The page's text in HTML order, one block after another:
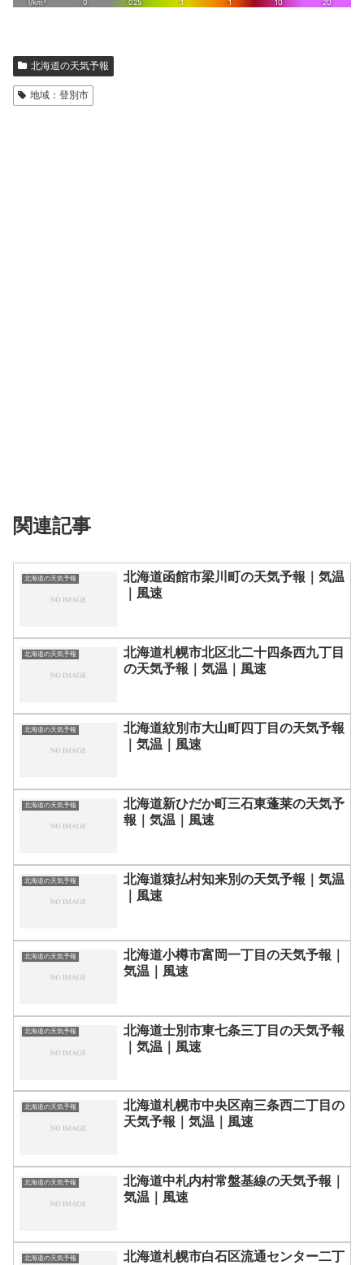
北海道の天気予報
地域：登別市
関連記事
北海道の天気予報
北海道函館市梁川町の天気予報｜気温
｜風速
北海道の天気予報
北海道札幌市北区北二十四条西九丁目
の天気予報｜気温｜風速
北海道の天気予報
北海道紋別市大山町四丁目の天気予報
｜気温｜風速
北海道の天気予報
北海道新ひだか町三石東蓬莱の天気予
報｜気温｜風速
北海道の天気予報
北海道猿払村知来別の天気予報｜気温
｜風速
北海道の天気予報
北海道小樽市富岡一丁目の天気予報｜
気温｜風速
北海道の天気予報
北海道士別市東七条三丁目の天気予報
｜気温｜風速
北海道の天気予報
北海道札幌市中央区南三条西二丁目の
天気予報｜気温｜風速
北海道の天気予報
北海道中札内村常盤基線の天気予報｜
気温｜風速
北海道の天気予報
北海道札幌市白石区流通センター二丁